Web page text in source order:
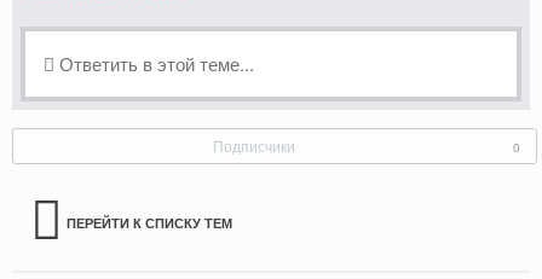
Ответить в этой теме...
Подписчики 0
ПЕРЕЙТИ К СПИСКУ ТЕМ